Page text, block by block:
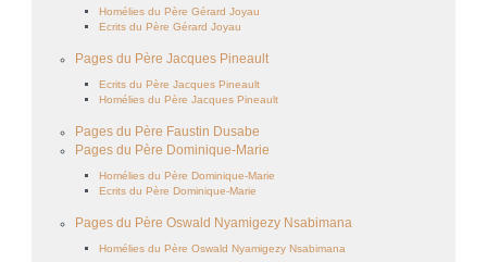
Homélies du Père Gérard Joyau
Ecrits du Père Gérard Joyau
Pages du Père Jacques Pineault
Ecrits du Père Jacques Pineault
Homélies du Père Jacques Pineault
Pages du Père Faustin Dusabe
Pages du Père Dominique-Marie
Homélies du Père Dominique-Marie
Ecrits du Père Dominique-Marie
Pages du Père Oswald Nyamigezy Nsabimana
Homélies du Père Oswald Nyamigezy Nsabimana